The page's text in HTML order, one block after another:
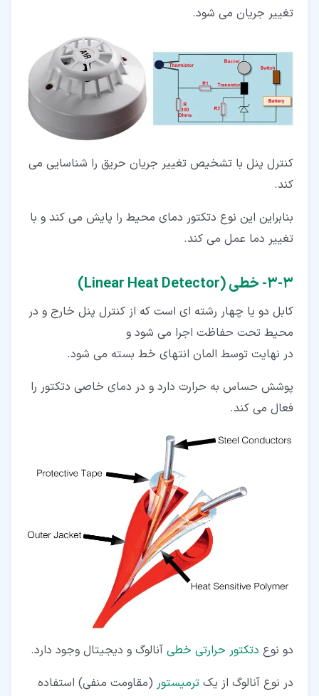
تغییر جریان می شود.
کنترل پنل با تشخیص تغییر جریان حریق را شناسایی می
کند.
بنابراین این نوع دتکتور دمای محیط را پایش می کند و با
تغییر دما عمل می کند.
۳‏-‏۳‏- خطی (Linear Heat Detector)
کابل دو یا چهار رشته ای است که از کنترل پنل خارج و در
محیط تحت حفاظت اجرا می شود و
در نهایت توسط المان انتهای خط بسته می شود.
پوشش حساس به حرارت دارد و در دمای خاصی دتکتور را
فعال می کند.
دو نوع دتکتور حرارتی خطی آنالوگ و دیجیتال وجود دارد.
در نوع آنالوگ از یک ترمیستور (مقاومت منفی) استفاده